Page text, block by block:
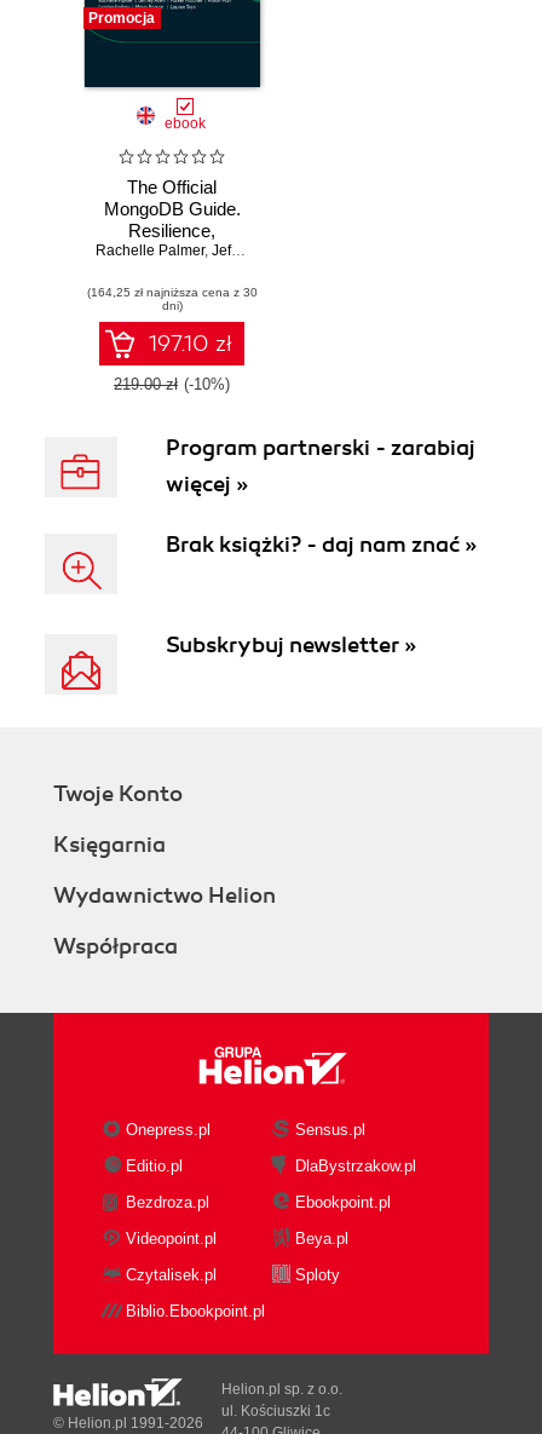
Promocja
ebook
The Official
MongoDB Guide.
Resilience,
scalability, security
Rachelle Palmer, Jeffrey Allen
(164,25 zł najniższa cena z 30
dni)
197.10 zł
219.00 zł (-10%)
Program partnerski - zarabiaj
więcej »
Brak książki? - daj nam znać »
Subskrybuj newsletter »
Twoje Konto
Księgarnia
Wydawnictwo Helion
Współpraca
Onepress.pl
Sensus.pl
Editio.pl
DlaBystrzakow.pl
Bezdroza.pl
Ebookpoint.pl
Videopoint.pl
Beya.pl
Czytalisek.pl
Sploty
Biblio.Ebookpoint.pl
© Helion.pl 1991-2026
Helion.pl sp. z o.o.
ul. Kościuszki 1c